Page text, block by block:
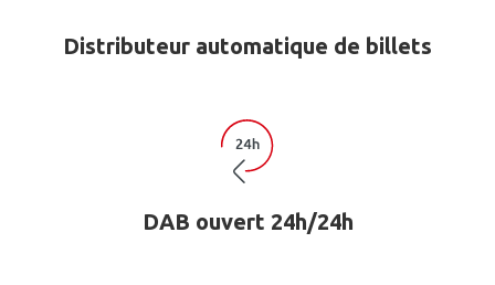
Distributeur automatique de billets
DAB ouvert 24h/24h